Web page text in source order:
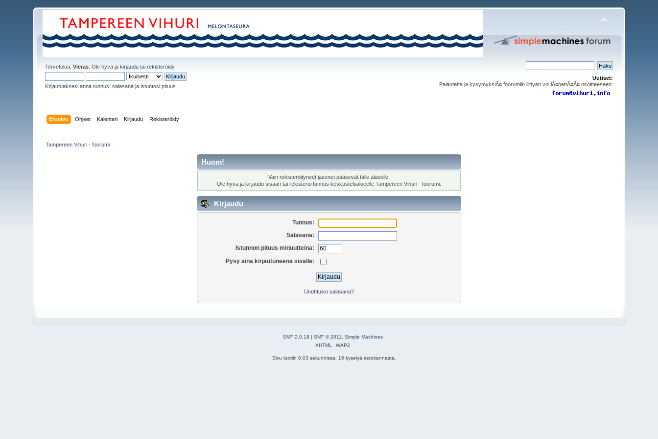
Tervetuloa,Vieras . Ole hyvä jakirjaudu tairekisteröidy.
Kirjautuaksesi anna tunnus, salasana ja istuntosi pituus
Uutiset:
Palautetta ja kysymyksiÃ¤ foorumiin liittyen voi lÃ¤hettÃ¤Ã¤ osoitteeseen:
Etusivu Ohjeet Kalenteri Kirjaudu Rekisteröidy
Tampereen Vihuri - foorumi
Huom!
Vain rekisteröityneet jäsenet pääsevät tälle alueelle.
Ole hyvä ja kirjaudu sisään tai rekisteröi tunnus keskustelualueelle Tampereen Vihuri - foorumi.
Kirjaudu
Tunnus:
Salasana:
Istunnon pituus minuutteina:
Pysy aina kirjautuneena sisälle:
Unohtuiko salasana?
SMF 2.0.19 | SMF © 2011
Simple Machines
XHTML
WAP2
Sivu luotiin 0.03 sekunnissa. 16 kyselyä tietokannasta.